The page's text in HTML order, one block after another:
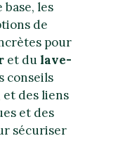
les
de
pour
et dulave-
conseils
des liens
et des
sécuriser